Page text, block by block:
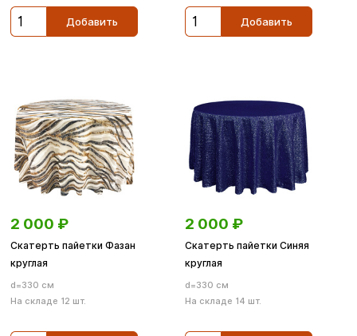
Добавить Добавить
2 000 ₽
Скатерть пайетки Фазан
круглая
d=330 см
На складе 12 шт.
2 000 ₽
Скатерть пайетки Синяя
круглая
d=330 см
На складе 14 шт.